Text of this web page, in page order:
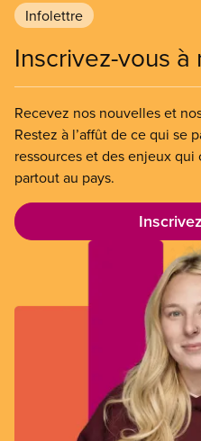
Infolettre
Inscrivez-vous
Recevez nos nouvelles et
Restez à l’affût de ce qui se
ressources et des enjeux
partout au pays.